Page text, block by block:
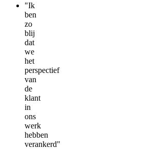
"Ik
ben
zo
blij
dat
we
het
perspectief
van
de
klant
in
ons
werk
hebben
verankerd"